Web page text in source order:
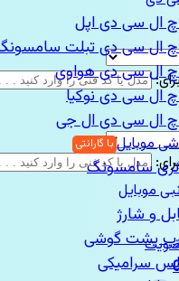
سی دی اپل
سی دی تبلت سامسونگ
سی دی هواوی
سی دی نوکیا
سی دی ال جی
سامسونگ
شارژ
گوشی